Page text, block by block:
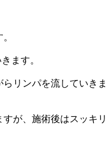
ます。
リンパを流していきま
が、施術後はスッキリ